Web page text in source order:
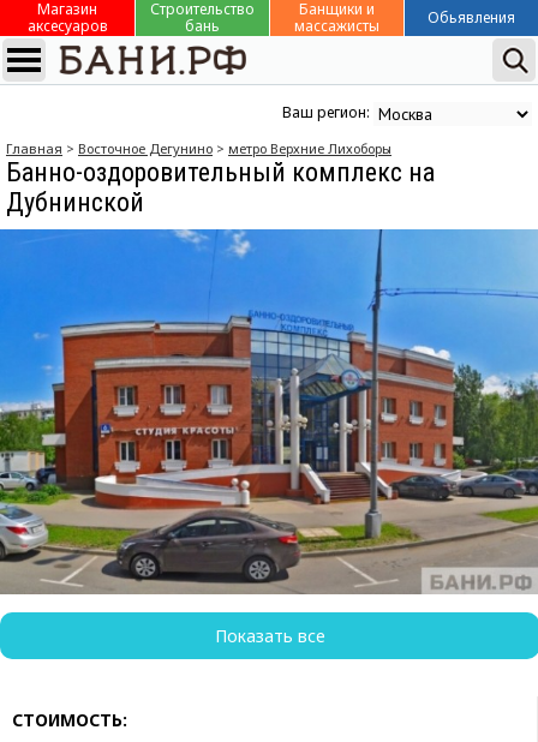
Магазин
аксесуаров
Строительство
бань
Банщики и
массажисты
Обьявления
Ваш регион:
Главная > Восточное Дегунино > метро Верхние Лихоборы
Банно-оздоровительный комплекс на
Дубнинской
Показать все
СТОИМОСТЬ: